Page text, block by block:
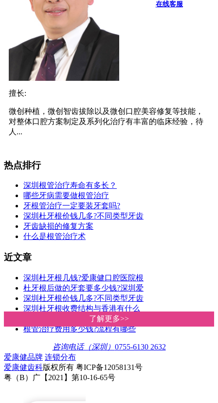
了解更多>>
了解更多>>
在线客服
擅长:
微创种植，微创智齿拔除以及微创口腔美容修复等技能，
对整体口腔方案制定及系列化治疗有丰富的临床经验，待
人...
热点排行
深圳根管治疗寿命有多长？
哪些牙病需要做根管治疗
牙根管治疗一定要装牙套吗?
深圳杜牙根价钱几多?不同类型牙齿
牙齿缺损的修复方案
什么是根管治疗术
近文章
深圳杜牙根几钱?爱康健口腔医院根
杜牙根后做的牙套要多少钱?深圳爱
深圳杜牙根价钱几多?不同类型牙齿
深圳杜牙根收费结构与香港有什么
为什么要做杜牙根，而不是直接拔
根管治疗费用多少钱?流程有哪些
咨询电话（深圳） 0755-6130 2632
爱康健品牌 连锁分布
爱康健齿科版权所有 粤ICP备12058131号
粤（B）广【2021】第10-16-65号